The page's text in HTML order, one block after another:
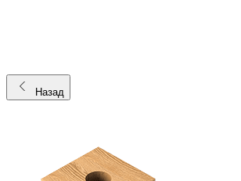
Назад